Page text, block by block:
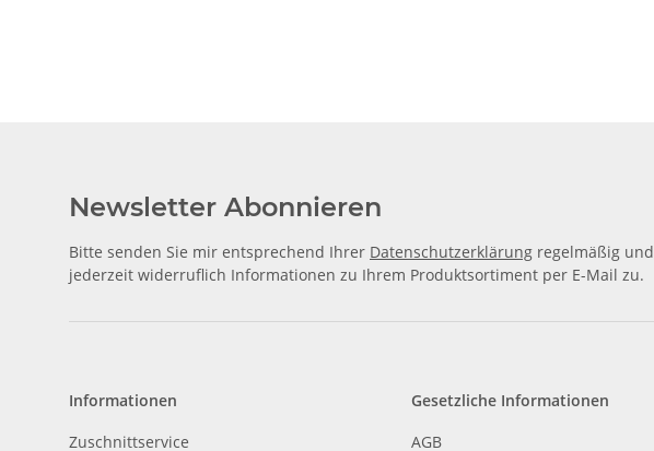
Newsletter Abonnieren
Bitte senden Sie mir entsprechend Ihrer Datenschutzerklärung regelmäßig und
jederzeit widerruflich Informationen zu Ihrem Produktsortiment per E-Mail zu.
Informationen
Zuschnittservice
Gesetzliche Informationen
AGB